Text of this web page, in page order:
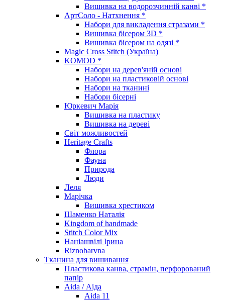
Вишивка на водорозчинній канві *
АртСоло - Натхнення *
Набори для викладення стразами *
Вишивка бісером 3D *
Вишивка бісером на одязі *
Magic Cross Stitch (Україна)
KOMOD *
Набори на дерев'яній основі
Набори на пластиковій основі
Набори на тканині
Набори бісерні
Юркевич Марія
Вишивка на пластику
Вишивка на дереві
Світ можливостей
Heritage Crafts
Флора
Фауна
Природа
Люди
Леля
Марічка
Вишивка хрестиком
Шаменко Наталія
Kingdom of handmade
Stitch Color Mix
Наніашвілі Ірина
Riznobarvna
Тканина для вишивання
Пластикова канва, страмін, перфорований
папір
Aida / Аіда
Aida 11